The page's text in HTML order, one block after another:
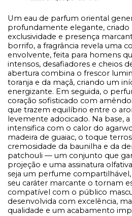
Um eau de parfum oriental
profundamente elegante, criado
exclusividade e presença
borrifo, a fragrância revela uma
envolvente, feita para homens
intensos, desafiadores e cheios
abertura combina o frescor
toranja e da maçã, criando um
energizante. Em seguida, o
coração sofisticado com
que trazem equilíbrio entre o
levemente adocicado. Na base,
intensifica com o calor do
madeira de guaiac, o toque
cremosidade da baunilha e da
patchouli — um conjunto que
projeção e uma assinatura
seja um perfume
seu caráter marcante o tornam
compatível com o público
desenvolvida com excelência,
qualidade e um acabamento